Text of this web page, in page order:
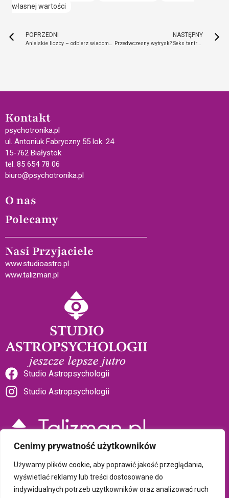
Cenimy prywatność użytkowników
Używamy plików cookie, aby poprawić jakość przeglądania,
wyświetlać reklamy lub treści dostosowane do
indywidualnych potrzeb użytkowników oraz analizować ruch
własnej wartości
POPRZEDNI
Anielskie liczby – odbierz wiadomość od Anioła
NASTĘPNY
Przedwczesny wytrysk? Seks tantryczny przyjdzie z pomocą!
Kontakt
psychotronika.pl
ul. Antoniuk Fabryczny 55 lok. 24
15-762 Białystok
tel. 85 654 78 06
biuro@psychotronika.pl
O nas
Polecamy
Nasi Przyjaciele
www.studioastro.pl
www.talizman.pl
Studio Astropsychologii
Studio Astropsychologii
Sklep Talizman